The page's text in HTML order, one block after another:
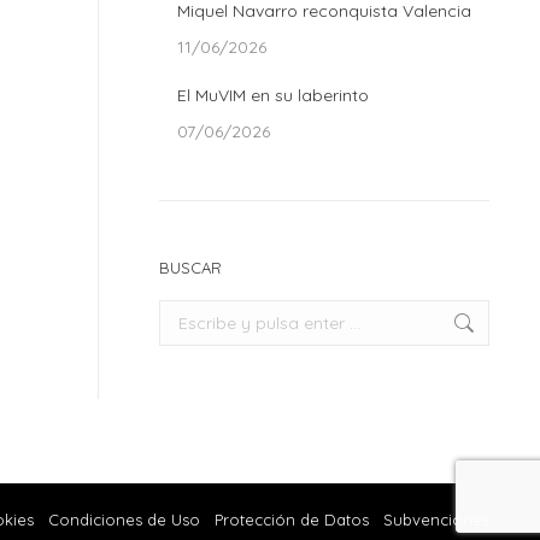
Miquel Navarro reconquista Valencia
11/06/2026
El MuVIM en su laberinto
07/06/2026
BUSCAR
Buscar:
Condiciones de Uso Protección de Datos Subvenciones